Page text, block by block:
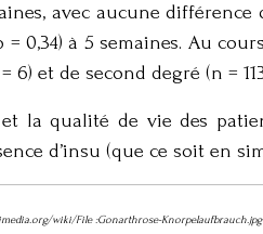
avec aucune
0,34) à 5 semaines. Au
et de second degré (n =
la qualité de vie des
d’insu (que ce soit en
wiki/File :Gonarthrose-